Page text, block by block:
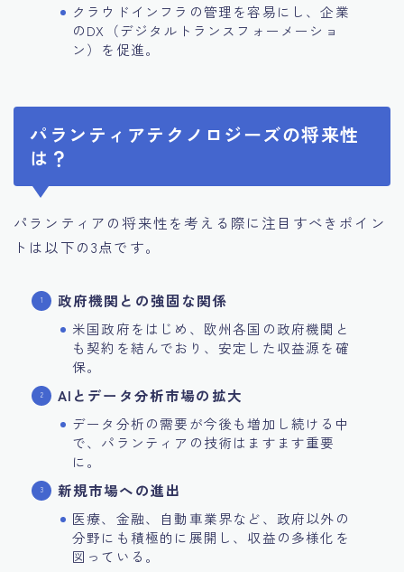
クラウドインフラの管理を容易にし、企業
のDX（デジタルトランスフォーメーショ
ン）を促進。
パランティアテクノロジーズの将来性
は？
パランティアの将来性を考える際に注目すべきポイン
トは以下の3点です。
政府機関との強固な関係
米国政府をはじめ、欧州各国の政府機関と
も契約を結んでおり、安定した収益源を確
保。
AIとデータ分析市場の拡大
データ分析の需要が今後も増加し続ける中
で、パランティアの技術はますます重要
に。
新規市場への進出
医療、金融、自動車業界など、政府以外の
分野にも積極的に展開し、収益の多様化を
図っている。